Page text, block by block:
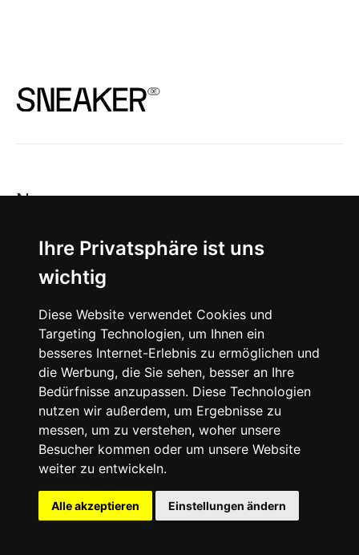
Ihre Privatsphäre ist uns
wichtig
Diese Website verwendet Cookies und
Targeting Technologien, um Ihnen ein
besseres Internet-Erlebnis zu ermöglichen und
die Werbung, die Sie sehen, besser an Ihre
Bedürfnisse anzupassen. Diese Technologien
nutzen wir außerdem, um Ergebnisse zu
messen, um zu verstehen, woher unsere
Besucher kommen oder um unsere Website
weiter zu entwickeln.
Alle akzeptieren Einstellungen ändern
News
About
Instagram
Facebook
© 2024 SNEAKERᴰᴱ, All rights reserved.
Impressum Datenschutz
Cookie-Einstellungen